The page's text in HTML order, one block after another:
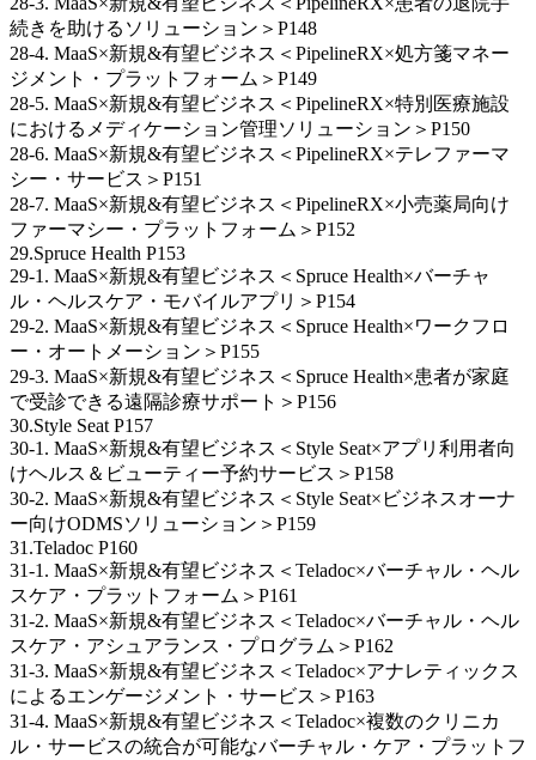
続きを助けるソリューション＞P148
28-4. MaaS×新規&有望ビジネス＜PipelineRX×処方箋マネー
ジメント・プラットフォーム＞P149
28-5. MaaS×新規&有望ビジネス＜PipelineRX×特別医療施設
におけるメディケーション管理ソリューション＞P150
28-6. MaaS×新規&有望ビジネス＜PipelineRX×テレファーマ
シー・サービス＞P151
28-7. MaaS×新規&有望ビジネス＜PipelineRX×小売薬局向け
ファーマシー・プラットフォーム＞P152
29.Spruce Health P153
29-1. MaaS×新規&有望ビジネス＜Spruce Health×バーチャ
ル・ヘルスケア・モバイルアプリ＞P154
29-2. MaaS×新規&有望ビジネス＜Spruce Health×ワークフロ
ー・オートメーション＞P155
29-3. MaaS×新規&有望ビジネス＜Spruce Health×患者が家庭
で受診できる遠隔診療サポート＞P156
30.Style Seat P157
30-1. MaaS×新規&有望ビジネス＜Style Seat×アプリ利用者向
けヘルス＆ビューティー予約サービス＞P158
30-2. MaaS×新規&有望ビジネス＜Style Seat×ビジネスオーナ
ー向けODMSソリューション＞P159
31.Teladoc P160
31-1. MaaS×新規&有望ビジネス＜Teladoc×バーチャル・ヘル
スケア・プラットフォーム＞P161
31-2. MaaS×新規&有望ビジネス＜Teladoc×バーチャル・ヘル
スケア・アシュアランス・プログラム＞P162
31-3. MaaS×新規&有望ビジネス＜Teladoc×アナレティックス
によるエンゲージメント・サービス＞P163
31-4. MaaS×新規&有望ビジネス＜Teladoc×複数のクリニカ
ル・サービスの統合が可能なバーチャル・ケア・プラットフ